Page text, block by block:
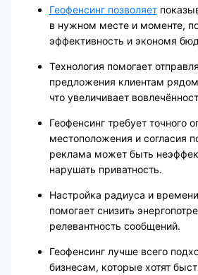
Геофенсинг позволяет
в нужном месте и моменте,
эффективность и экономя
Технология помогает
предложения клиентам
что увеличивает
Геофенсинг требует точного
местоположения и согласия
реклама может быть
нарушать приватность.
Настройка радиуса и
помогает снизить
релевантность сообщений.
Геофенсинг лучше всего
бизнесам, которые хотят